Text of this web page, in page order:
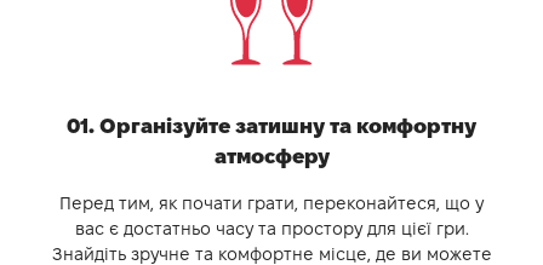
01. Організуйте затишну та комфортну
атмосферу
Перед тим, як почати грати, переконайтеся, що у
вас є достатньо часу та простору для цієї гри.
Знайдіть зручне та комфортне місце, де ви можете